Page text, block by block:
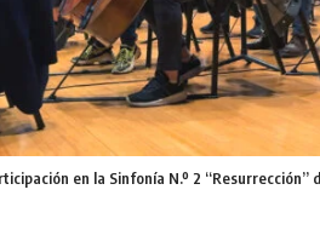
en la Sinfonía N.º 2